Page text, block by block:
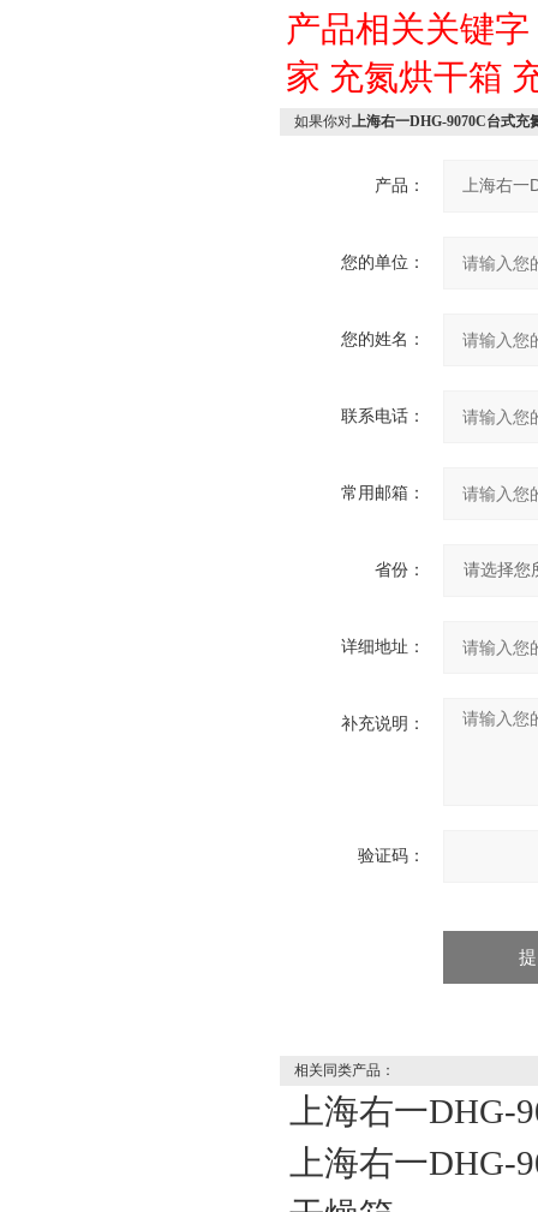
产品相关关键
家 充氮烘干箱
如果你对上海右一DHG-9070C台式充
产品：
您的单位：
您的姓名：
联系电话：
常用邮箱：
省份：
详细地址：
补充说明：
验证码：
相关同类产品：
上海右一DHG-
上海右一DHG-